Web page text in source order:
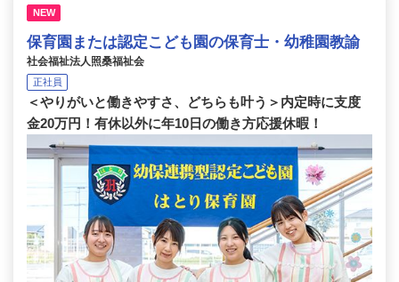
NEW
保育園または認定こども園の保育士・幼稚園教諭
社会福祉法人照桑福祉会
正社員
＜やりがいと働きやすさ、どちらも叶う＞内定時に支度
金20万円！有休以外に年10日の働き方応援休暇！